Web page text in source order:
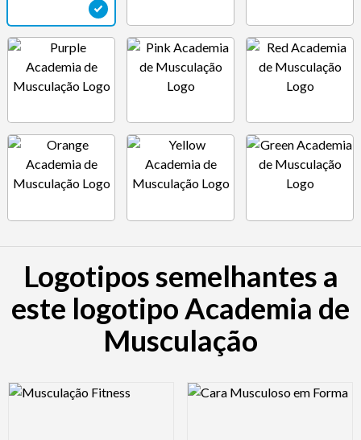
Logotipos semelhantes a
este logotipo Academia de
Musculação
Logo Preview Image Logo Preview Image